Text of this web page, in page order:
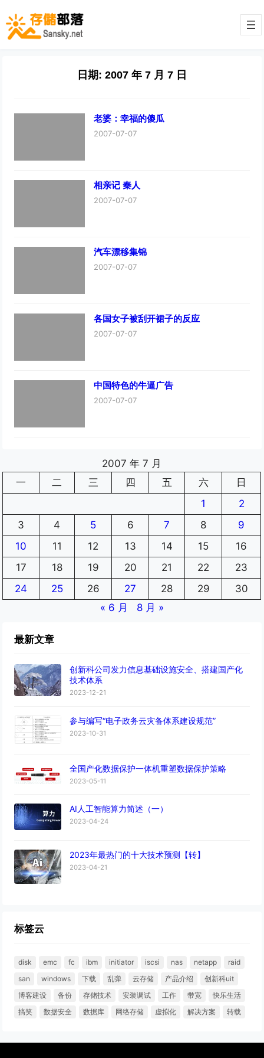
日期: 2007 年 7 月 7 日
老婆：幸福的傻瓜
2007-07-07
相亲记 秦人
2007-07-07
汽车漂移集锦
2007-07-07
各国女子被刮开裙子的反应
2007-07-07
中国特色的牛逼广告
2007-07-07
2007 年 7 月
一
二 三 四 五 六
日
1
2
3
4 5 6 7 8
9
10
11 12 13 14 15
16
17
18 19 20 21 22
23
24
25 26 27 28 29
30
« 6 月
8 月 »
最新文章
创新科公司发力信息基础设施安全、搭建国产化
技术体系
2023-12-21
参与编写“电子政务云灾备体系建设规范”
2023-10-31
全国产化数据保护一体机重塑数据保护策略
2023-05-11
AI人工智能算力简述（一）
2023-04-24
2023年最热门的十大技术预测【转】
2023-04-21
标签云
disk emc fc ibm initiator iscsi nas netapp
raid
san
windows 下载 乱弹 云存储 产品介绍
创新科uit
博客建设
备份 存储技术 安装调试 工作 带宽
快乐生活
搞笑
数据安全 数据库 网络存储 虚拟化 解决方案 转载